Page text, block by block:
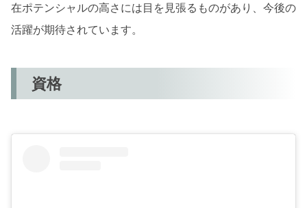
在ポテンシャルの高さには目を見張るものがあり、今後の
活躍が期待されています。
資格